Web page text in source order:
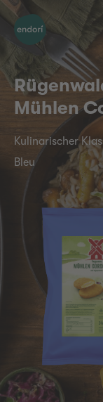
Mühlen
Kulinarischer
Bleu